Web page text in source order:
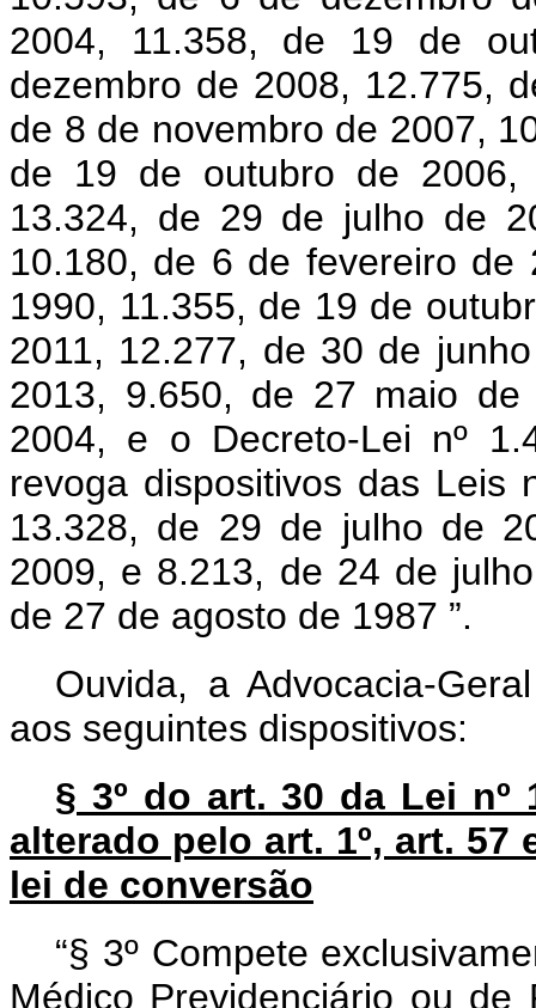
2004, 11.358, de 19 de
dezembro de 2008, 12.775,
de 8 de novembro de 2007,
de 19 de outubro de
13.324, de 29 de julho de
10.180, de 6 de fevereiro de
1990, 11.355, de 19 de
2011, 12.277, de 30 de
2013, 9.650, de 27 maio
2004, e o Decreto-Lei nº
revoga dispositivos das Leis
13.328, de 29 de julho de
2009, e 8.213, de 24 de
de 27 de agosto de 1987 ”.
Ouvida, a Advocacia-
aos seguintes dispositivos:
§ 3º do art. 30 da Lei nº
alterado pelo art. 1º, art.
lei de conversão
“§ 3º Compete
Médico Previdenciário ou de